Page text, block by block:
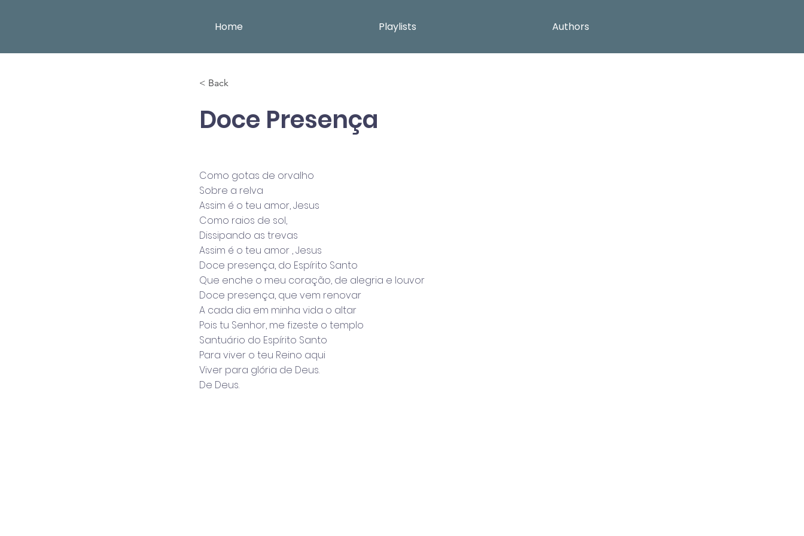
Home Playlists Authors
< Back
Doce Presença
Como gotas de orvalho
Sobre a relva
Assim é o teu amor, Jesus
Como raios de sol,
Dissipando as trevas
Assim é o teu amor , Jesus
Doce presença, do Espírito Santo
Que enche o meu coração, de alegria e louvor
Doce presença, que vem renovar
A cada dia em minha vida o altar
Pois tu Senhor, me fizeste o templo
Santuário do Espírito Santo
Para viver o teu Reino aqui
Viver para glória de Deus.
De Deus.